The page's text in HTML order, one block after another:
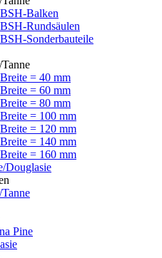
BSH-Balken
BSH-Rundsäulen
BSH-Sonderbauteile
Breite = 40 mm
Breite = 60 mm
Breite = 80 mm
Breite = 100 mm
Breite = 120 mm
Breite = 140 mm
Breite = 160 mm
Douglasie
Pine